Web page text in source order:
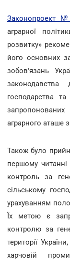
Законопроект
аграрної
розвитку»
його основних
зобов'язань
господарства
аграрного аташе
Також було
першому читанні
контроль за
сільському
урахуванням
Їх метою є
контролю за
території
харчовій